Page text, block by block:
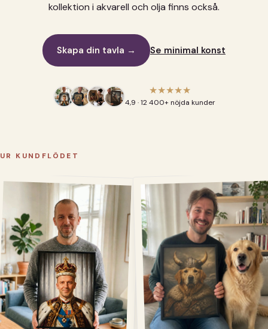
kollektion i akvarell och olja finns också.
Skapa din tavla → Se minimal konst
★★★★★
4,9 · 12 400+ nöjda kunder
UR KUNDFLÖDET